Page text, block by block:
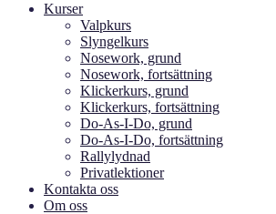
Kurser
Valpkurs
Slyngelkurs
Nosework, grund
Nosework, fortsättning
Klickerkurs, grund
Klickerkurs, fortsättning
Do-As-I-Do, grund
Do-As-I-Do, fortsättning
Rallylydnad
Privatlektioner
Kontakta oss
Om oss